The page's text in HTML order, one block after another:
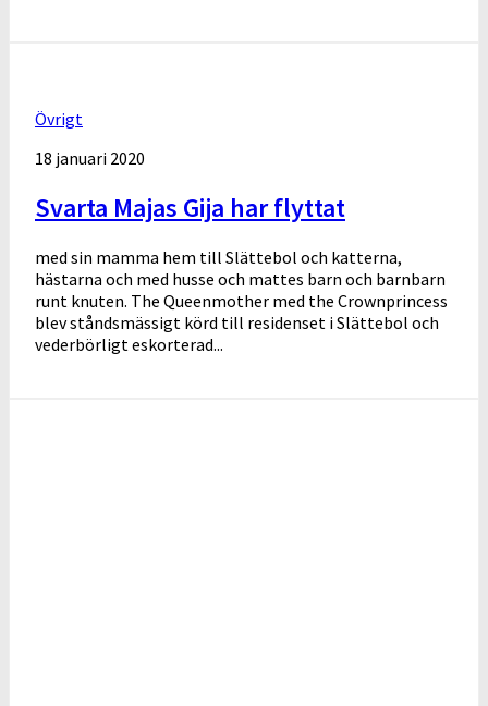
Övrigt
18 januari 2020
Svarta Majas Gija har flyttat
med sin mamma hem till Slättebol och katterna,
hästarna och med husse och mattes barn och barnbarn
runt knuten. The Queenmother med the Crownprincess
blev ståndsmässigt körd till residenset i Slättebol och
vederbörligt eskorterad...